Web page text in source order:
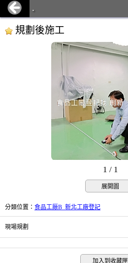
.
規劃後施工
1 / 1
展開圖
分類位置 ： 食品工厰B_新北工廠登記
現場規劃
加入到收藏匣